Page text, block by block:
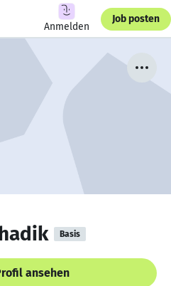
Anmelden
Job posten
Basis
ansehen